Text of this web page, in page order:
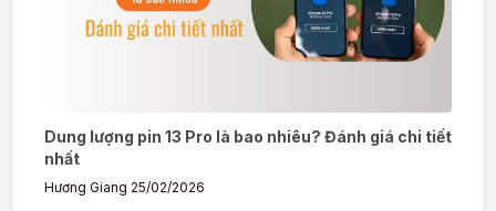
Dung lượng pin 13 Pro là bao nhiêu? Đánh giá chi tiết
nhất
Hương Giang 25/02/2026